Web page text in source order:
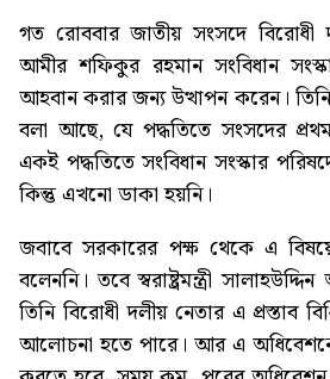
গত রোববার জাতীয় সংসদে বিরোধী
আমীর শফিকুর রহমান সংবিধান
আহবান করার জন্য উত্থাপন করেন।
বলা আছে, যে পদ্ধতিতে সংসদের
একই পদ্ধতিতে সংবিধান সংস্কার
কিন্তু এখনো ডাকা হয়নি।
জবাবে সরকারের পক্ষ থেকে এ
বলেননি। তবে স্বরাষ্ট্রমন্ত্রী
তিনি বিরোধী দলীয় নেতার এ প্রস্তাব
আলোচনা হতে পারে। আর এ